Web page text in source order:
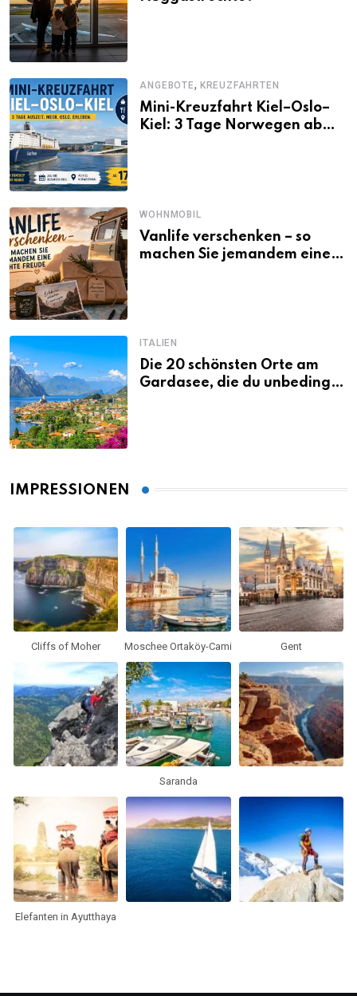
ANGEBOTE, KREUZFAHRTEN
Mini-Kreuzfahrt Kiel–Oslo–
Kiel: 3 Tage Norwegen ab
WOHNMOBIL
Vanlife verschenken – so
machen Sie jemandem eine
ITALIEN
Die 20 schönsten Orte am
Gardasee, die du unbedingt
IMPRESSIONEN
Cliffs of Moher Moschee Ortaköy-Cami Gent
Saranda
Elefanten in Ayutthaya